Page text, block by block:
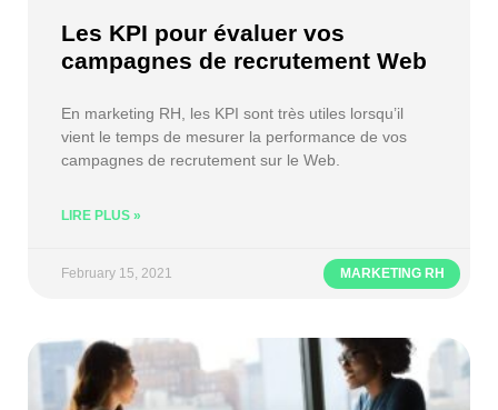
MARKETING RH
Les KPI pour évaluer vos
campagnes de recrutement Web
En marketing RH, les KPI sont très utiles lorsqu’il
vient le temps de mesurer la performance de vos
campagnes de recrutement sur le Web.
LIRE PLUS »
February 15, 2021